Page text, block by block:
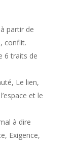
partir de
conflit.
6 traits de
Le lien,
et le
à dire
Exigence,